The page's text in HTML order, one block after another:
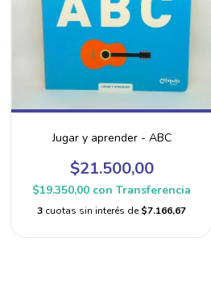
Jugar y aprender - ABC
$21.500,00
$19.350,00 con Transferencia
3 cuotas sin interés de$7.166,67